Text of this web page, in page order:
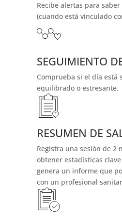
Recibe alertas para
(cuando está vinculado
SEGUIMIENTO
Comprueba si el día está
equilibrado o estresante.
RESUMEN DE
Registra una sesión de 2
obtener estadísticas
genera un informe que
con un profesional